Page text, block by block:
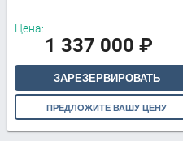
Цена:
1 337 000 ₽
ЗАРЕЗЕРВИРОВАТЬ
ПРЕДЛОЖИТЕ ВАШУ ЦЕНУ